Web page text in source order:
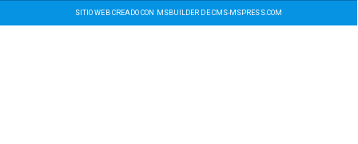
SITIO WEB CREADO CON MSBUILDER DE CMS-MSPRESS.COM